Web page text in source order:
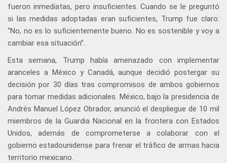
fueron inmediatas, pero insuficientes. Cuando se le preguntó
si las medidas adoptadas eran suficientes, Trump fue claro:
“No, no es lo suficientemente bueno. No es sostenible y voy a
cambiar esa situación”.
Esta semana, Trump había amenazado con implementar
aranceles a México y Canadá, aunque decidió postergar su
decisión por 30 días tras compromisos de ambos gobiernos
para tomar medidas adicionales. México, bajo la presidencia de
Andrés Manuel López Obrador, anunció el despliegue de 10 mil
miembros de la Guardia Nacional en la frontera con Estados
Unidos, además de comprometerse a colaborar con el
gobierno estadounidense para frenar el tráfico de armas hacia
territorio mexicano.